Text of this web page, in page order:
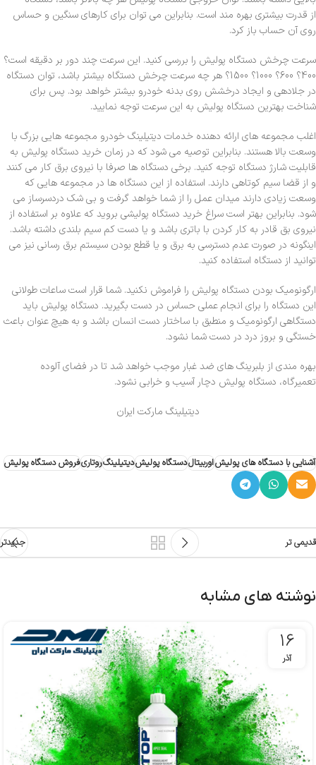
از قدرت بیشتری بهره مند است. بنابراین می توان برای کارهای سنگین و حساس
روی آن حساب باز کرد.
سرعت چرخش دستگاه پولیش را بررسی کنید. این سرعت چند دور بر دقیقه است؟
400؟ 600؟ 1000؟ 1500؟ هر چه سرعت چرخش دستگاه بیشتر باشد، توان دستگاه
در جلادهی و ایجاد درخشش روی بدنه خودرو بیشتر خواهد بود. پس برای
شناخت بهترین دستگاه پولیش به این سرعت توجه نمایید.
اغلب مجموعه های ارائه دهنده خدمات دیتیلینگ خودرو مجموعه هایی بزرگ با
وسعت بالا هستند. بنابراین توصیه می شود که در زمان خرید دستگاه پولیش به
قابلیت شارژ دستگاه توجه کنید. برخی دستگاه ها صرفا با نیروی برق کار می کنند
و از قضا سیم کوتاهی دارند. استفاده از این دستگاه ها در مجموعه هایی که
وسعت زیادی دارند میدان عمل را از شما خواهد گرفت و بی شک دردسرساز می
شود. بنابراین بهتر است سراغ خرید دستگاه پولیشی بروید که علاوه بر استفاده از
نیروی بق قادر به کار کردن با باتری باشد و یا دست کم سیم بلندی داشته باشد.
اینگونه در صورت عدم دسترسی به برق و یا قطع بودن سیستم برق رسانی نیز می
توانید از دستگاه استفاده کنید.
ارگونومیک بودن دستگاه پولیش را فراموش نکنید. شما قرار است ساعات طولانی
این دستگاه را برای انجام عملی حساس در دست بگیرید. دستگاه پولیش باید
دستگاهی ارگونومیک و منطبق با ساختار دست انسان باشد و به هیچ عنوان باعث
خستگی و بروز درد در دست شما نشود.
بهره مندی از بلبرینگ های ضد غبار موجب خواهد شد تا در فضای آلوده
تعمیرگاه، دستگاه پولیش دچار آسیب و خرابی نشود.
دیتیلینگ مارکت ایران
آشنایی با دستگاه های پولیشاوربیتالدستگاه پولیشدیتیلینگروتاریفروش دستگاه پولیش
جدیدتر قدیمی تر
نوشته های مشابه
16
آذر